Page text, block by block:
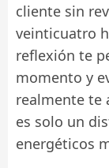
cliente sin
veinticuatro
reflexión te
momento y
realmente te
es solo un
energéticos